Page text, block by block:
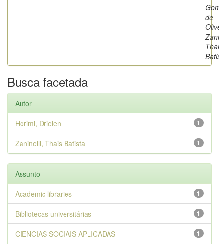
de
Busca facetada
Autor
1
Horimi, Drielen
1
Zaninelli, Thais Batista
Assunto
1
Academic libraries
1
Bibliotecas universitárias
1
CIENCIAS SOCIAIS APLICADAS